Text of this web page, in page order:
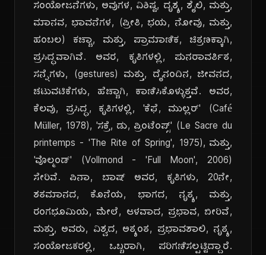
ಸಂಯೋಜನೆಗಳು, ಅವುಗಳ, ವಿಶಿಷ್ಟ, ದೃಶ್ಯ, ಶೈಲಿ, ಮತ್ತು,
ಮಾನವ, ಭಾವನೆಗಳ, (ಪ್ರೀತಿ, ಭಯ, ನೋವು, ಮತ್ತು,
ಹಂಬಲ) ಕಚ್ಚಾ, ಮತ್ತು, ಪ್ರಾಮಾಣಿಕ, ಚಿತ್ರಣಕ್ಕಾಗಿ,
ಪ್ರಸಿದ್ಧವಾಗಿವೆ. ಅವರ, ಕೃತಿಗಳಲ್ಲಿ, ಪುನರಾವರ್ತಿತ,
ಸನ್ನೆಗಳು, (gestures) ಮತ್ತು, ದೈನಂದಿನ, ಜೀವನದ,
ಚಟುವಟಿಕೆಗಳು, ಹೆಚ್ಚಾಗಿ, ಕಾಣಿಸಿಕೊಳ್ಳುತ್ತವೆ. ಅವರ,
ಕೆಲವು, ಪ್ರಸಿದ್ಧ, ಕೃತಿಗಳಲ್ಲಿ, 'ಕೆಫೆ, ಮುಲ್ಲರ್' (Café
Müller, 1978), 'ಸಕ್ರೆ, ಡು, ಪ್ರಿಂಟೆಂಪ್ಸ್' (Le Sacre du
printemps - 'The Rite of Spring', 1975), ಮತ್ತು,
'ವೊಲ್ಮಂಡ್' (Vollmond - 'Full Moon', 2006)
ಸೇರಿವೆ. ಪಿನಾ, ಬಾಷ್ ಅವರ, ಕೃತಿಗಳು, 20ನೇ,
ಶತಮಾನದ, ಕೊನೆಯ, ಭಾಗದ, ನೃತ್ಯ, ಮತ್ತು,
ರಂಗಭೂಮಿಯ, ಮೇಲೆ, ಆಳವಾದ, ಪ್ರಭಾವ, ಬೀರಿವೆ,
ಮತ್ತು, ಅವರು, ವಿಶ್ವದ, ಅತ್ಯಂತ, ಪ್ರಭಾವಶಾಲಿ, ನೃತ್ಯ,
ಸಂಯೋಜಕರಲ್ಲಿ, ಒಬ್ಬರಾಗಿ, ಪರಿಗಣಿಸಲ್ಪಟ್ಟಿದ್ದಾರೆ.